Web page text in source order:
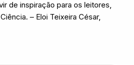
de inspiração para os leitores,
– Eloi Teixeira César,